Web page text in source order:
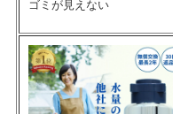
ゴミが見えない